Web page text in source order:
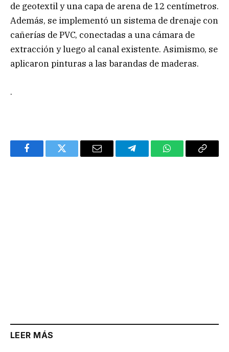
de geotextil y una capa de arena de 12 centímetros.
Además, se implementó un sistema de drenaje con
cañerías de PVC, conectadas a una cámara de
extracción y luego al canal existente. Asimismo, se
aplicaron pinturas a las barandas de maderas.
.
FacebookTwitter Email TelegramWhatsAppCopy
LEER MÁS